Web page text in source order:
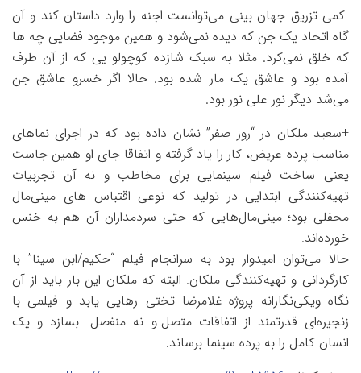
-کمی تزریق جهان بینی می‌توانست اجنه را وارد داستان کند و آن
گاه اتحاد یک جن که دیده نمی‌شود و همین موجود فضایی چه ها
که خلق نمی‌کرد. مثلا به سبک شازده کوچولو یی که از آن طرف
آمده بود و عاشق یک مار شده بود. حالا اگر خسرو عاشق جن
می‌شد دیگر نور علی نور بود.
+سعید ملکان در “روز صفر” نشان داده بود که در اجرای نماهای
مناسب پرده عریض، کار را یاد گرفته و اتفاقا جای او همین جاست
یعنی ساخت فیلم سینمایی برای مخاطب و نه آن تجربیات
تهیه‌کنندگی ابتدایی در تولید که نوعی اقتباس های مینی‌مال
محفلی بود؛ مینی‌مال‌هایی که حتی سردمداران آن هم به خنس
خورده‌اند.
حالا می‌توان امیدوار بود به سرانجام فیلم “حکیم/ابن سینا” با
کارگردانی و تهیه‌کنندگی ملکان. البته که ملکان این بار باید از آن
نگاه ویکی‌نگارانه پروژه غلامرضا تختی رهایی یابد و فیلمی با
زنجیره‌ای قدرتمند از اتفاقات متصل-و نه منفصل- بسازد و یک
انسان کامل را به پرده سینما برساند.